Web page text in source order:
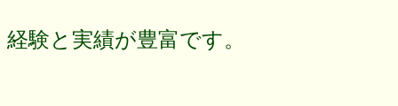
経験と実績が豊富です。